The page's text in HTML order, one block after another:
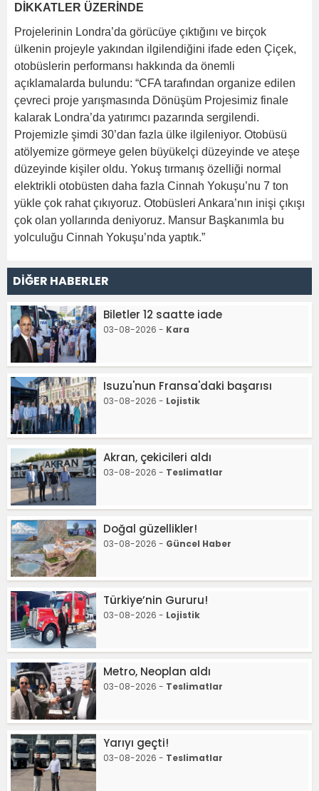
DİKKATLER ÜZERİNDE
Projelerinin Londra’da görücüye çıktığını ve birçok
ülkenin projeyle yakından ilgilendiğini ifade eden Çiçek,
otobüslerin performansı hakkında da önemli
açıklamalarda bulundu: “CFA tarafından organize edilen
çevreci proje yarışmasında Dönüşüm Projesimiz finale
kalarak Londra’da yatırımcı pazarında sergilendi.
Projemizle şimdi 30’dan fazla ülke ilgileniyor. Otobüsü
atölyemize görmeye gelen büyükelçi düzeyinde ve ateşe
düzeyinde kişiler oldu. Yokuş tırmanış özelliği normal
elektrikli otobüsten daha fazla Cinnah Yokuşu’nu 7 ton
yükle çok rahat çıkıyoruz. Otobüsleri Ankara’nın inişi çıkışı
çok olan yollarında deniyoruz. Mansur Başkanımla bu
yolculuğu Cinnah Yokuşu’nda yaptık.”
DİĞER HABERLER
Biletler 12 saatte iade
03-08-2026 - Kara
Isuzu'nun Fransa'daki başarısı
03-08-2026 - Lojistik
Akran, çekicileri aldı
03-08-2026 - Teslimatlar
Doğal güzellikler!
03-08-2026 - Güncel Haber
Türkiye’nin Gururu!
03-08-2026 - Lojistik
Metro, Neoplan aldı
03-08-2026 - Teslimatlar
Yarıyı geçti!
03-08-2026 - Teslimatlar